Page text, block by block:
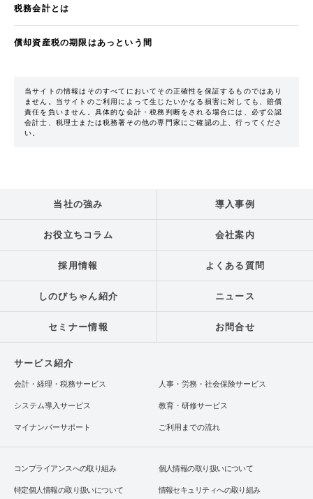
税務会計とは
償却資産税の期限はあっという間
当サイトの情報はそのすべてにおいてその正確性を保証するものではあり
ません。当サイトのご利用によって生じたいかなる損害に対しても、賠償
責任を負いません。具体的な会計・税務判断をされる場合には、必ず公認
会計士、税理士または税務署その他の専門家にご確認の上、行ってくださ
い。
当社の強み 導入事例
お役立ちコラム 会社案内
採用情報 よくある質問
しのびちゃん紹介 ニュース
セミナー情報 お問合せ
サービス紹介
会計・経理・税務サービス 人事・労務・社会保険サービス
システム導入サービス 教育・研修サービス
マイナンバーサポート ご利用までの流れ
コンプライアンスへの取り組み 個人情報の取り扱いについて
特定個人情報の取り扱いについて 情報セキュリティへの取り組み